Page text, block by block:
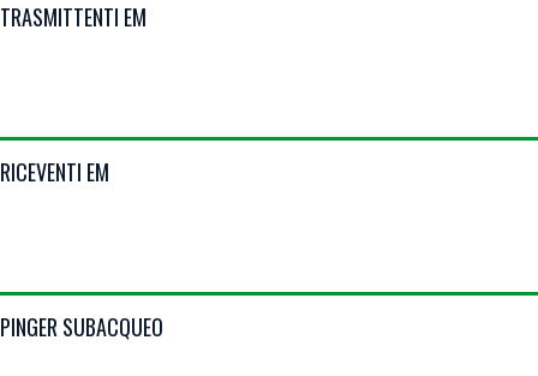
TRASMITTENTI EM
VIEW DETAILS
RICEVENTI EM
VIEW DETAILS
PINGER SUBACQUEO